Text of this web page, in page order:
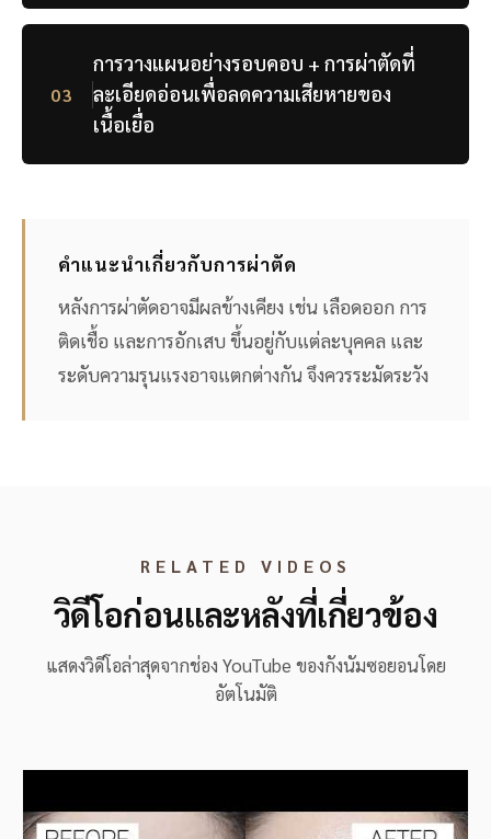
03
การวางแผนอย่างรอบคอบ + การผ่าตัดที่
ละเอียดอ่อนเพื่อลดความเสียหายของ
เนื้อเยื่อ
คำแนะนำเกี่ยวกับการผ่าตัด
หลังการผ่าตัดอาจมีผลข้างเคียง เช่น เลือดออก การ
ติดเชื้อ และการอักเสบ ขึ้นอยู่กับแต่ละบุคคล และ
ระดับความรุนแรงอาจแตกต่างกัน จึงควรระมัดระวัง
RELATED VIDEOS
วิดีโอก่อนและหลังที่เกี่ยวข้อง
แสดงวิดีโอล่าสุดจากช่อง YouTube ของกังนัมซอยอนโดย
อัตโนมัติ